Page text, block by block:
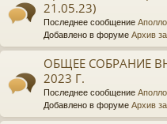
21.05.23)
Последнее сообщение
Добавлено в форуме Архив
ОБЩЕЕ СОБРАНИЕ
2023 Г.
Последнее сообщение
Добавлено в форуме Архив